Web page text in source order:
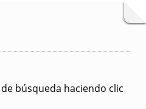
búsqueda haciendo clic